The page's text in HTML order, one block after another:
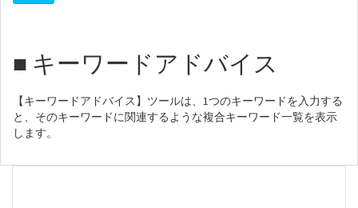
■ キーワードアドバイス
【キーワードアドバイス】ツールは、1つのキーワードを入力する
と、そのキーワードに関連するような複合キーワード一覧を表示
します。